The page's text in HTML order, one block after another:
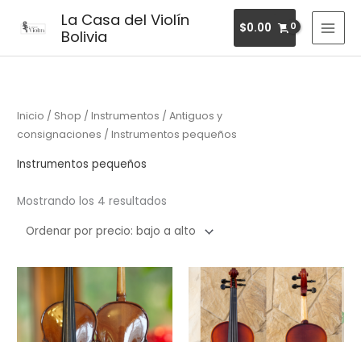
La Casa del Violín
Bolivia
$0.00
Inicio / Shop /Instrumentos /Antiguos y
consignaciones / Instrumentos pequeños
Instrumentos pequeños
Mostrando los 4 resultados
Ordenado
alto